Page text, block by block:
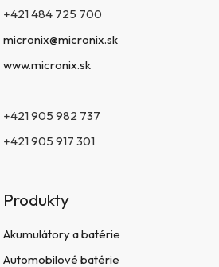
+421 484 725 700
micronix@micronix.sk
www.micronix.sk
+421 905 982 737
+421 905 917 301
Produkty
Akumulátory a batérie
Automobilové batérie